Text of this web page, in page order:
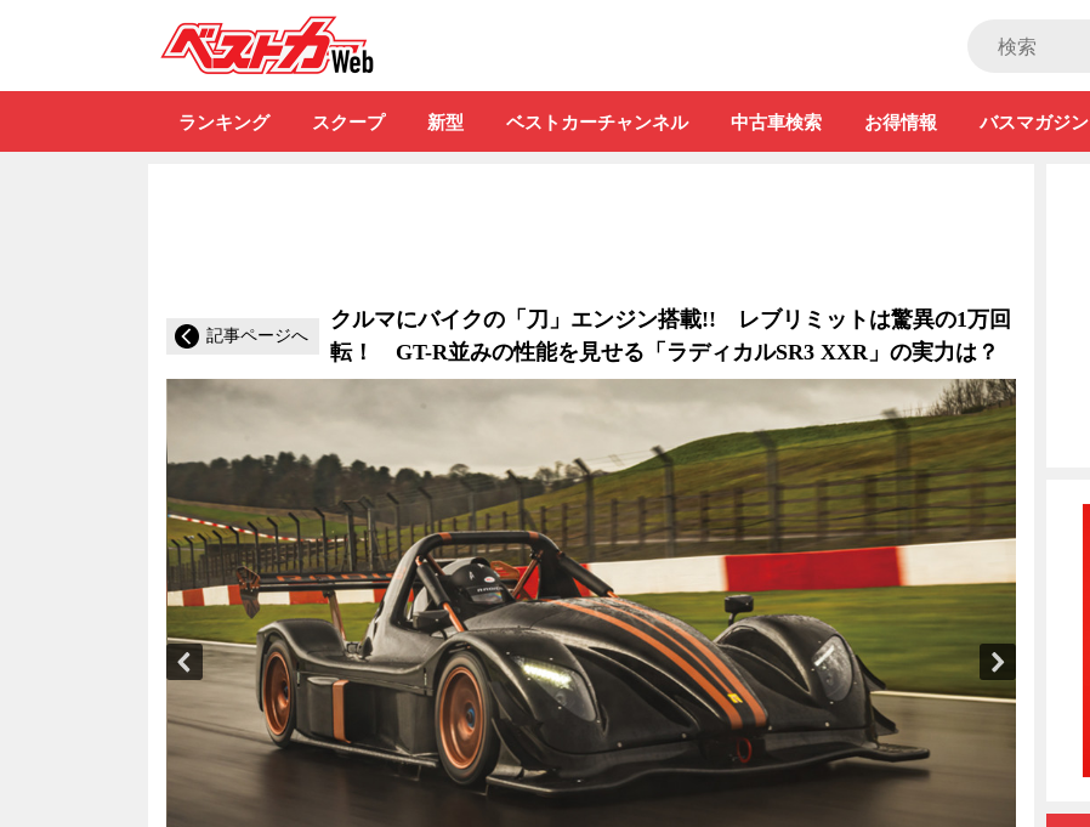
ランキング スクープ 新型 ベストカーチャンネル 中古車検索 お得情報 バスマガジン
記事ページへ
クルマにバイクの「刀」エンジン搭載!! レブリミットは驚異の1万回
転！ GT-R並みの性能を見せる「ラディカルSR3 XXR」の実力は？